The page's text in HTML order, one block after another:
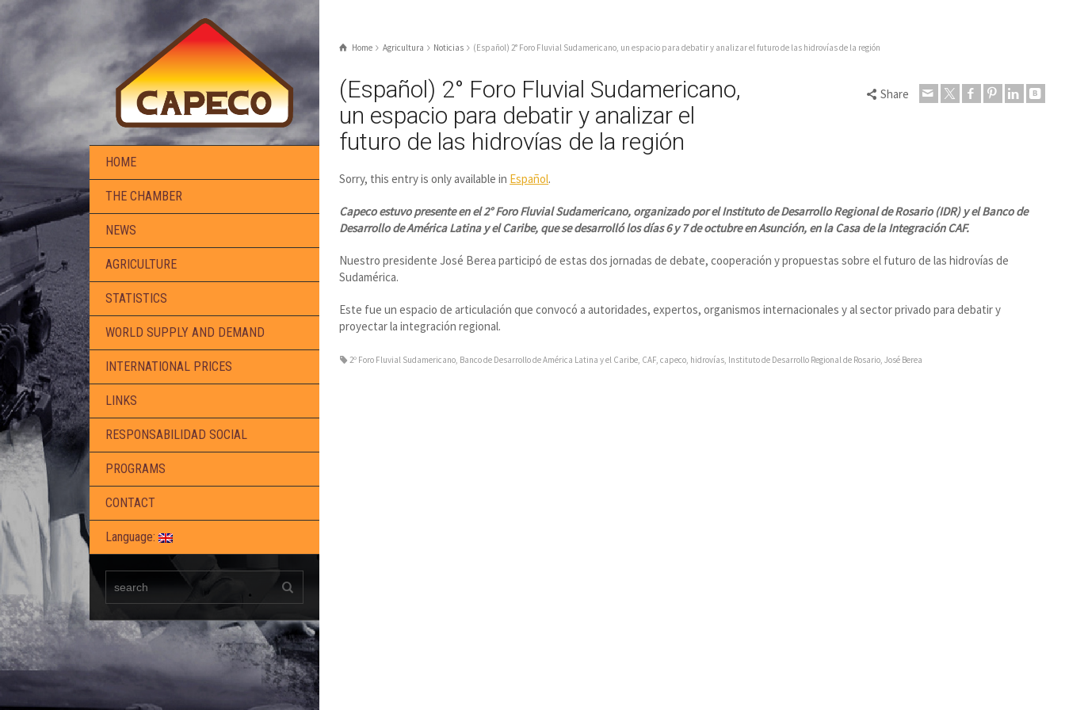
HOME
THE CHAMBER
NEWS
AGRICULTURE
STATISTICS
WORLD SUPPLY AND DEMAND
INTERNATIONAL PRICES
LINKS
RESPONSABILIDAD SOCIAL
PROGRAMS
CONTACT
Language:
Home Agricultura Noticias (Español) 2° Foro Fluvial Sudamericano, un espacio para debatir y analizar el futuro de las hidrovías de la región
(Español) 2° Foro Fluvial Sudamericano,
un espacio para debatir y analizar el
futuro de las hidrovías de la región
Share
Sorry, this entry is only available in Español.
Capeco estuvo presente en el 2° Foro Fluvial Sudamericano, organizado por el Instituto de Desarrollo Regional de Rosario (IDR) y el Banco de
Desarrollo de América Latina y el Caribe, que se desarrolló los días 6 y 7 de octubre en Asunción, en la Casa de la Integración CAF.
Nuestro presidente José Berea participó de estas dos jornadas de debate, cooperación y propuestas sobre el futuro de las hidrovías de
Sudamérica.
Este fue un espacio de articulación que convocó a autoridades, expertos, organismos internacionales y al sector privado para debatir y
proyectar la integración regional.
2º Foro Fluvial Sudamericano, Banco de Desarrollo de América Latina y el Caribe, CAF,capeco, hidrovías, Instituto de Desarrollo Regional de Rosario,José Berea